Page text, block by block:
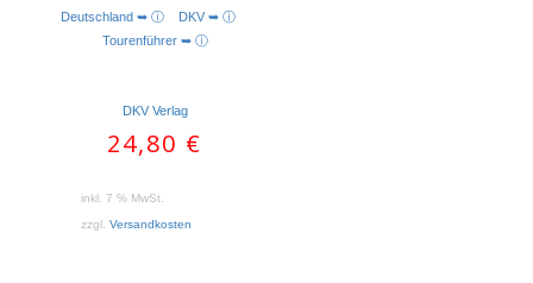
WEITERLESEN
Deutschland ➥ ⓘ
DKV ➥ ⓘ
Tourenführer ➥ ⓘ
DKV Verlag
24,80 €
inkl. 7 % MwSt.
zzgl. Versandkosten